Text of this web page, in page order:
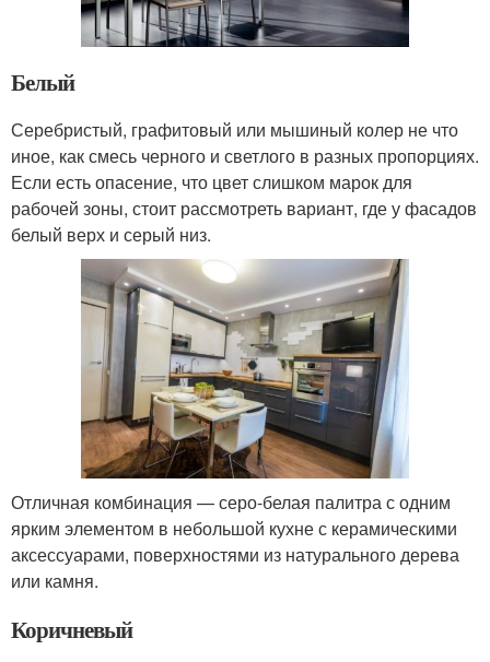
Белый
Серебристый, графитовый или мышиный колер не что
иное, как смесь черного и светлого в разных пропорциях.
Если есть опасение, что цвет слишком марок для
рабочей зоны, стоит рассмотреть вариант, где у фасадов
белый верх и серый низ.
Отличная комбинация — серо-белая палитра с одним
ярким элементом в небольшой кухне с керамическими
аксессуарами, поверхностями из натурального дерева
или камня.
Коричневый